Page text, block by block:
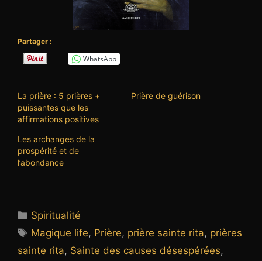
Partager :
WhatsApp
La prière : 5 prières +
puissantes que les
affirmations positives
Prière de guérison
Les archanges de la
prospérité et de
l’abondance
Catégories
Spiritualité
Étiquettes
Magique life, Prière, prière sainte rita, prières
sainte rita, Sainte des causes désespérées,